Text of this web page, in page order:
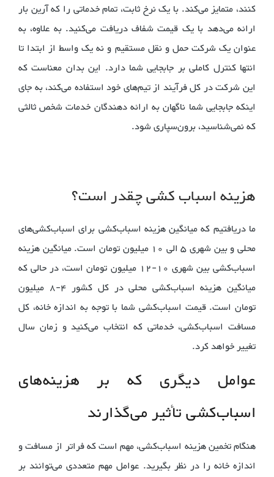
کنند، متمایز می‌کند. با یک نرخ ثابت، تمام خدماتی را که آرین بار
ارائه می‌دهد با یک قیمت شفاف دریافت می‌کنید. به علاوه، به
عنوان یک شرکت حمل و نقل مستقیم و نه یک واسط از ابتدا تا
انتها کنترل کاملی بر جابجایی شما دارد. این بدان معناست که
این شرکت در کل فرآیند از تیم‌های خود استفاده می‌کند، به جای
اینکه جابجایی شما ناگهان به ارائه دهندگان خدمات شخص ثالثی
که نمی‌شناسید، برون‌سپاری شود.
هزینه اسباب کشی چقدر است؟
ما دریافتیم که میانگین هزینه اسباب‌کشی برای اسباب‌کشی‌های
محلی و بین شهری 5 الی 10 میلیون تومان است. میانگین هزینه
اسباب‌کشی بین شهری 10-12 میلیون تومان است، در حالی که
میانگین هزینه اسباب‌کشی محلی در کل کشور 4-8 میلیون
تومان است. قیمت اسباب‌کشی شما با توجه به اندازه خانه، کل
مسافت اسباب‌کشی، خدماتی که انتخاب می‌کنید و زمان سال
تغییر خواهد کرد.
عوامل دیگری که بر هزینه‌های
اسباب‌کشی تأثیر می‌گذارند
هنگام تخمین هزینه اسباب‌کشی، مهم است که فراتر از مسافت و
اندازه خانه را در نظر بگیرید. عوامل مهم متعددی می‌توانند بر